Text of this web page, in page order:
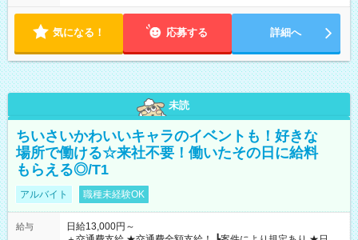
気になる！ 応募する 詳細へ
未読
ちいさいかわいいキャラのイベントも！好きな
場所で働ける☆来社不要！働いたその日に給料
もらえる◎/T1
アルバイト 職種未経験OK
給与
日給13,000円～